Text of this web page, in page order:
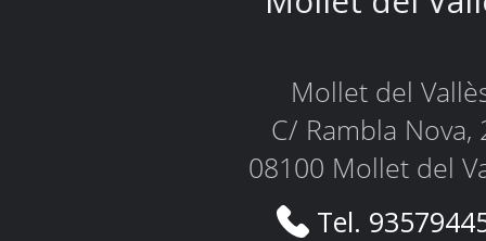
Mollet del
C/ Rambla Nova,
08100 Mollet del
Tel.